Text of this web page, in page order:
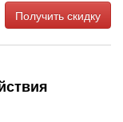
Получить скидку